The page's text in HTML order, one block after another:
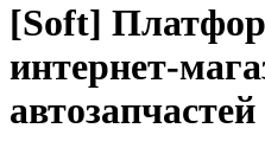
[Soft]
интернет-